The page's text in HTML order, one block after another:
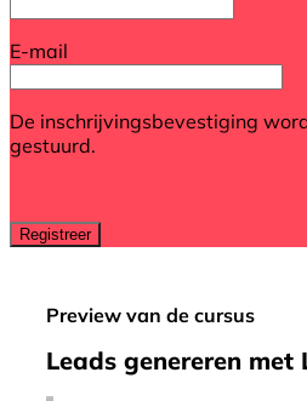
E-mail
De inschrijvingsbevestiging
gestuurd.
Preview van de cursus
Leads genereren met